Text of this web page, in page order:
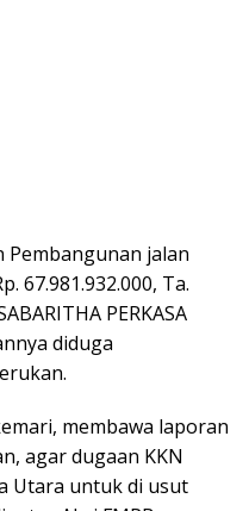
Pembangunan jalan
67.981.932.000, Ta.
PERKASA
diduga
membawa laporan
agar dugaan KKN
Utara untuk di usut